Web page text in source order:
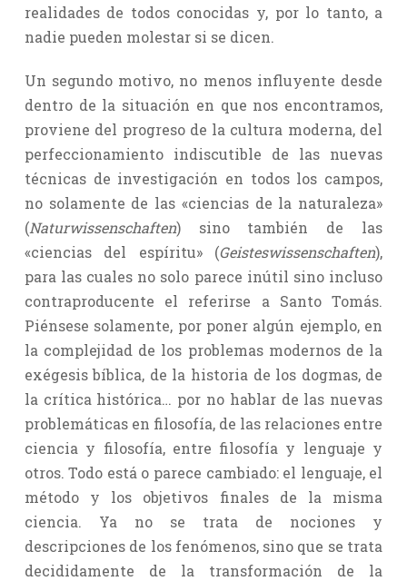
realidades de todos conocidas y, por lo tanto, a
nadie pueden molestar si se dicen.
Un segundo motivo, no menos influyente desde
dentro de la situación en que nos encontramos,
proviene del progreso de la cultura moderna, del
perfeccionamiento indiscutible de las nuevas
técnicas de investigación en todos los campos,
no solamente de las «ciencias de la naturaleza»
(Naturwissenschaften) sino también de las
«ciencias del espíritu» (Geisteswissenschaften),
para las cuales no solo parece inútil sino incluso
contraproducente el referirse a Santo Tomás.
Piénsese solamente, por poner algún ejemplo, en
la complejidad de los problemas modernos de la
exégesis bíblica, de la historia de los dogmas, de
la crítica histórica… por no hablar de las nuevas
problemáticas en filosofía, de las relaciones entre
ciencia y filosofía, entre filosofía y lenguaje y
otros. Todo está o parece cambiado: el lenguaje, el
método y los objetivos finales de la misma
ciencia. Ya no se trata de nociones y
descripciones de los fenómenos, sino que se trata
decididamente de la transformación de la